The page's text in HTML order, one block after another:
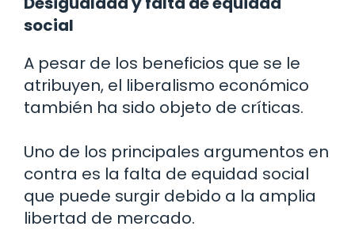
social
A pesar de los beneficios que se le
atribuyen, el liberalismo económico
también ha sido objeto de críticas.
Uno de los principales argumentos en
contra es la falta de equidad social
que puede surgir debido a la amplia
libertad de mercado.